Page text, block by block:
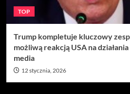
TOP
Trump kompletuje kluczowy
możliwą reakcją USA na
media
12 stycznia, 2026